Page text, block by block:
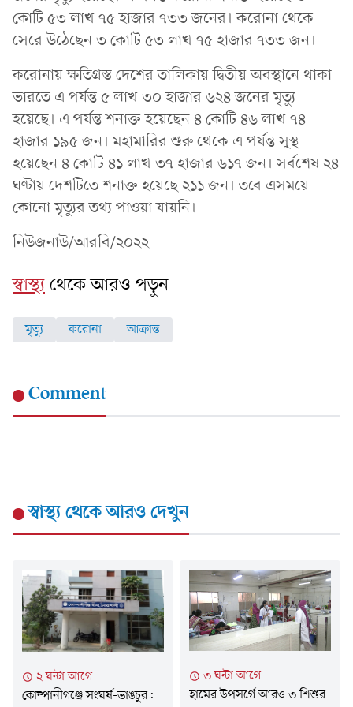
কোটি ৫৩ লাখ ৭৫ হাজার ৭৩৩ জনের। করোনা থেকে
সেরে উঠেছেন ৩ কোটি ৫৩ লাখ ৭৫ হাজার ৭৩৩ জন।
করোনায় ক্ষতিগ্রস্ত দেশের তালিকায় দ্বিতীয় অবস্থানে থাকা
ভারতে এ পর্যন্ত ৫ লাখ ৩০ হাজার ৬২৪ জনের মৃত্যু
হয়েছে। এ পর্যন্ত শনাক্ত হয়েছেন ৪ কোটি ৪৬ লাখ ৭৪
হাজার ১৯৫ জন। মহামারির শুরু থেকে এ পর্যন্ত সুস্থ
হয়েছেন ৪ কোটি ৪১ লাখ ৩৭ হাজার ৬১৭ জন। সর্বশেষ ২৪
ঘণ্টায় দেশটিতে শনাক্ত হয়েছে ২১১ জন। তবে এসময়ে
কোনো মৃত্যুর তথ্য পাওয়া যায়নি।
নিউজনাউ/আরবি/২০২২
স্বাস্থ্যথেকে আরও পড়ুন
মৃত্যু করোনা আক্রান্ত
Comment
স্বাস্থ্যথেকে আরও দেখুন
২ ঘন্টা আগে
কোম্পানীগঞ্জে সংঘর্ষ-ভাঙচুর:
৩ ঘন্টা আগে
হামের উপসর্গে আরও ৩ শিশুর